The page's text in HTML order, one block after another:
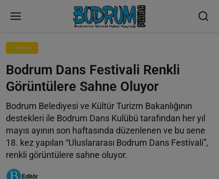
Festival
Bodrum Dans Festivali Renkli
Görüntülere Sahne Oluyor
Bodrum Belediyesi ve Kültür Turizm Bakanlığının
destekleri ile Bodrum Dans Kulübü tarafından her yıl
mayıs ayının son haftasında düzenlenen ve bu sene
18. kez yapılan “Uluslararası Bodrum Dans Festivali”,
renkli görüntülere sahne oluyor.
Editör